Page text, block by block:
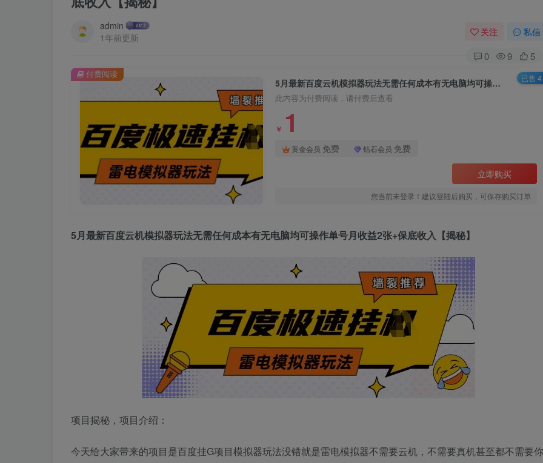
admin
1年前更新
关注 私信
0 9 5
5月最新百度云机模拟器玩法无需任何成本有无电脑均可操作单号月收益2张+保底收入【揭秘】
此内容为付费阅读，请付费后查看
￥ 1
黄金会员 免费 钻石会员 免费
立即购买
您当前未登录！建议登陆后购买，可保存购买订单
付费阅读 已售 4
5月最新百度云机模拟器玩法无需任何成本有无电脑均可操作单号月收益2张+保底收入【揭秘】
项目揭秘，项目介绍：
今天给大家带来的项目是百度挂G项目模拟器玩法没错就是雷电模拟器不需要云机，不需要真机甚至都不需要你